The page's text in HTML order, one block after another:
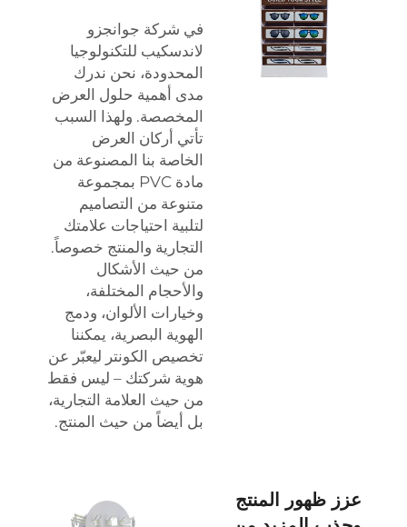
في شركة جوانجزو
لاندسكيب للتكنولوجيا
المحدودة، نحن ندرك
مدى أهمية حلول العرض
المخصصة. ولهذا السبب
تأتي أركان العرض
الخاصة بنا المصنوعة من
مادة PVC بمجموعة
متنوعة من التصاميم
لتلبية احتياجات علامتك
التجارية والمنتج خصوصاً.
من حيث الأشكال
والأحجام المختلفة،
وخيارات الألوان، ودمج
الهوية البصرية، يمكننا
تخصيص الكونتر ليعبّر عن
هوية شركتك – ليس فقط
من حيث العلامة التجارية،
بل أيضاً من حيث المنتج.
عزز ظهور المنتج